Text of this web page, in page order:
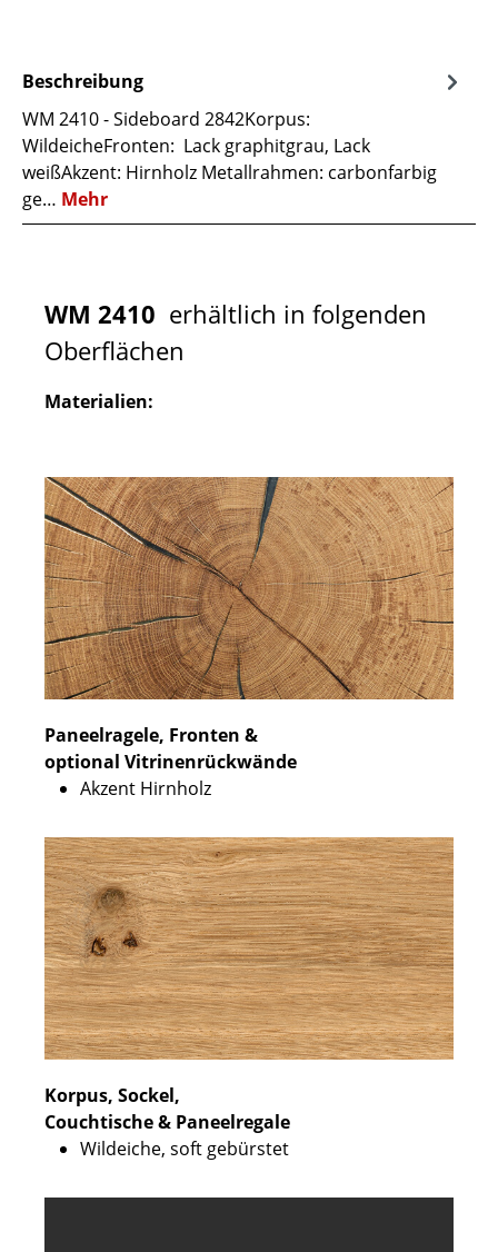
Beschreibung
WM 2410 - Sideboard 2842Korpus:
WildeicheFronten: Lack graphitgrau, Lack
weißAkzent: Hirnholz Metallrahmen: carbonfarbig
ge… Mehr
WM 2410 erhältlich in folgenden
Oberflächen
Materialien:
Paneelragele, Fronten &
optional Vitrinenrückwände
Akzent Hirnholz
Korpus, Sockel,
Couchtische & Paneelregale
Wildeiche, soft gebürstet